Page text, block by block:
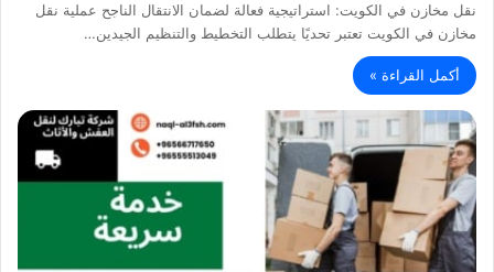
نقل مخازن في الكويت: استراتيجية فعالة لضمان الانتقال الناجح عملية نقل
مخازن في الكويت تعتبر تحديًا يتطلب التخطيط والتنظيم الجيدين…
أكمل القراءة »